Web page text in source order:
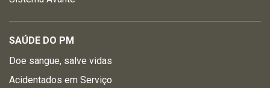
SAÚDE DO PM
Doe sangue, salve vidas
Acidentados em Serviço